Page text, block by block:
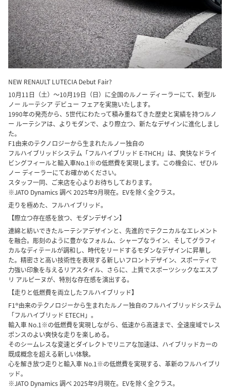
NEW RENAULT LUTECIA Debut Fair?
10月11日（土）～10月19日（日）に全国のルノー ディーラーにて、新型ル
ノー ルーテシア デビュー フェアを実施いたします。
1990年の発売から、5世代にわたって積み重ねてきた歴史と実績を持つルノ
ー ルーテシアは、よりモダンで、より際立つ、新たなデザインに進化しまし
た。
F1由来のテクノロジーから生まれたルノー独自の
フルハイブリッドシステム「フルハイブリッド E-THCH」は、爽快なドライ
ビングフィールと輸入車No.1※の低燃費を実現します。この機会に、ぜひル
ノー ディーラーにてお確かめください。
スタッフ一同、ご来店を心よりお待ちしております。
※JATO Dynamics 調べ 2025年9月現在。EVを除く全クラス。
走りを極めた、フルハイブリッド。
【際立つ存在感を放つ、モダンデザイン】
連綿と紡いできたルーテシアデザインと、先進的でテクニカルなエレメント
を融合。彫刻のように豊かなフォルム、シャープなライン、そしてグラフィ
カルなディテールが調和し、時代をリードするモダンなデザインに昇華し
た。精密さと高い技術性を表現する新しいフロントデザイン、スポーティで
力強い印象を与えるリアスタイル、さらに、上質でスポーツシックなエスプ
リ アルピーヌが、特別な存在感を演出する。
【走りと低燃費を両立したフルハイブリッド】
F1®由来のテクノロジーから生まれたルノー独自のフルハイブリッドシステム
「フルハイブリッド ETECH」。
輸入車 No.1※の低燃費を実現しながら、低速から高速まで、全速度域でレス
ポンスのよい爽快な走りを楽しめる。
そのシームレスな変速とダイレクトでリニアな加速は、ハイブリッドカーの
既成概念を超える新しい体験。
心を解き放つ走りと輸入車 No.1※の低燃費を実現する、革新のフルハイブリ
ッド。
※JATO Dynamics 調べ 2025年9月現在。EVを除く全クラス。